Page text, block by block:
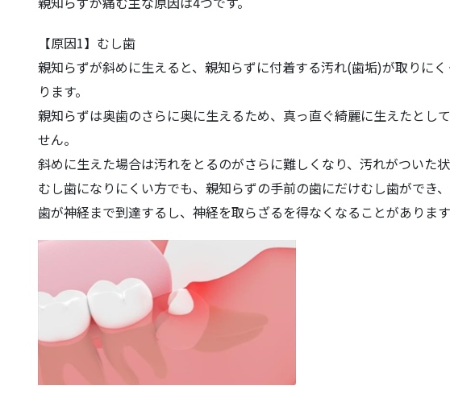
【原因1】むし歯
親知らずが斜めに生えると、親知らずに付着する汚れ(歯垢)が取りに
ります。
親知らずは奥歯のさらに奥に生えるため、真っ直ぐ綺麗に生えたとし
せん。
斜めに生えた場合は汚れをとるのがさらに難しくなり、汚れがついた
むし歯になりにくい方でも、親知らずの手前の歯にだけむし歯ができ
歯が神経まで到達するし、神経を取らざるを得なくなることがあります